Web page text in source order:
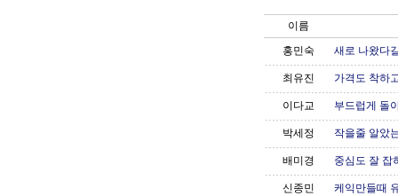
이름
홍민숙
새로 나왔다
최유진 가격도 착하
이다교 부드럽게 돌
박세정 작을줄 알았
배미경 중심도 잘 잡
신종민 케익만들때